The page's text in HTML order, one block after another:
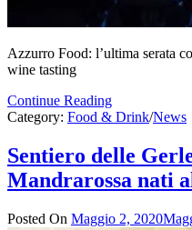
Azzurro Food: l’ultima serata
wine tasting
Continue Reading
Category: Food & Drink/News
Sentiero delle
Mandrarossa nati
Posted On Maggio 2, 2020